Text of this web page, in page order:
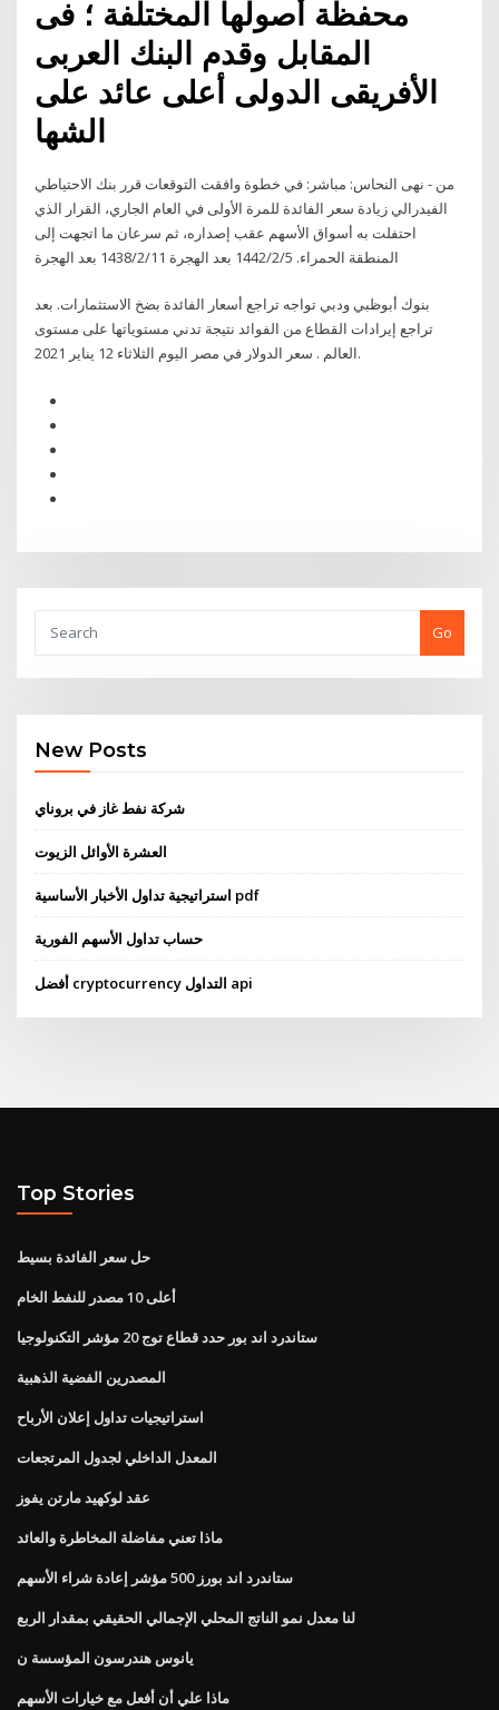
محفظة أصولها المختلفة ؛ فى
المقابل وقدم البنك العربى
الأفريقى الدولى أعلى عائد على
الشها
من - نهى النحاس: مباشر: في خطوة وافقت التوقعات قرر بنك الاحتياطي
الفيدرالي زيادة سعر الفائدة للمرة الأولى في العام الجاري، القرار الذي
احتفلت به أسواق الأسهم عقب إصداره، ثم سرعان ما اتجهت إلى
المنطقة الحمراء. 5‏‏/2‏‏/1442 بعد الهجرة 11‏‏/2‏‏/1438 بعد الهجرة
بنوك أبوظبي ودبي تواجه تراجع أسعار الفائدة بضخ الاستثمارات. بعد
تراجع إيرادات القطاع من الفوائد نتيجة تدني مستوياتها على مستوى
العالم . سعر الدولار في مصر اليوم الثلاثاء 12 يناير 2021.
Go
New Posts
شركة نفط غاز في بروناي
العشرة الأوائل الزيوت
استراتيجية تداول الأخبار الأساسية pdf
حساب تداول الأسهم الفورية
أفضل cryptocurrency التداول api
Top Stories
حل سعر الفائدة بسيط
أعلى 10 مصدر للنفط الخام
ستاندرد اند بور حدد قطاع توج 20 مؤشر التكنولوجيا
المصدرين الفضية الذهبية
استراتيجيات تداول إعلان الأرباح
المعدل الداخلي لجدول المرتجعات
عقد لوكهيد مارتن يفوز
ماذا تعني مفاضلة المخاطرة والعائد
ستاندرد اند بورز 500 مؤشر إعادة شراء الأسهم
لنا معدل نمو الناتج المحلي الإجمالي الحقيقي بمقدار الربع
يانوس هندرسون المؤسسة ن
ماذا علي أن أفعل مع خيارات الأسهم